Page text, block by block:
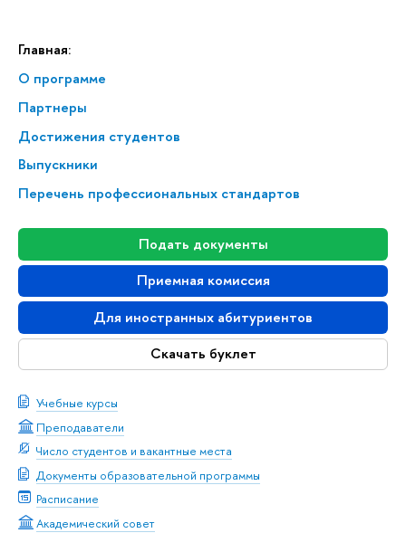
Главная:
О программе
Партнеры
Достижения студентов
Выпускники
Перечень профессиональных стандартов
Подать документы
Приемная комиссия
Для иностранных абитуриентов
Скачать буклет
Учебные курсы
Преподаватели
Число студентов и вакантные места
Документы образовательной программы
Расписание
Академический совет